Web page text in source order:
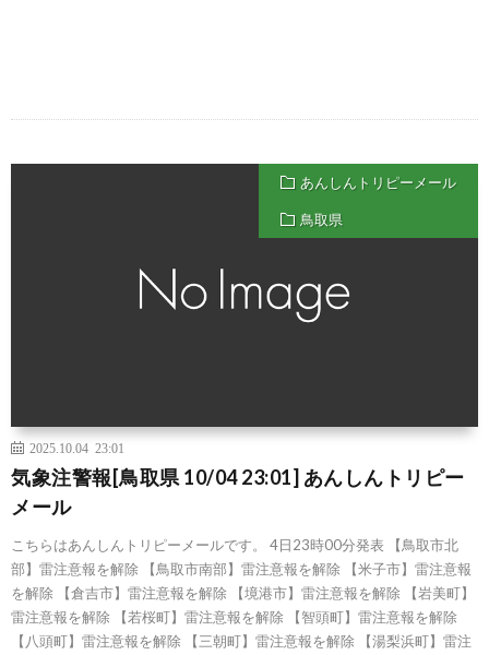
あんしんトリピーメール
鳥取県
2025.10.04 23:01
気象注警報[鳥取県 10/04 23:01] あんしんトリピー
メール
こちらはあんしんトリピーメールです。 4日23時00分発表 【鳥取市北
部】雷注意報を解除 【鳥取市南部】雷注意報を解除 【米子市】雷注意報
を解除 【倉吉市】雷注意報を解除 【境港市】雷注意報を解除 【岩美町】
雷注意報を解除 【若桜町】雷注意報を解除 【智頭町】雷注意報を解除
【八頭町】雷注意報を解除 【三朝町】雷注意報を解除 【湯梨浜町】雷注